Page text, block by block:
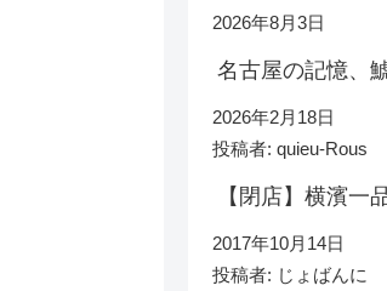
2026年8月3日
名古屋の記憶、
2026年2月18日
投稿者: quieu-Rous
【閉店】横濱一
2017年10月14日
投稿者: じょばんに